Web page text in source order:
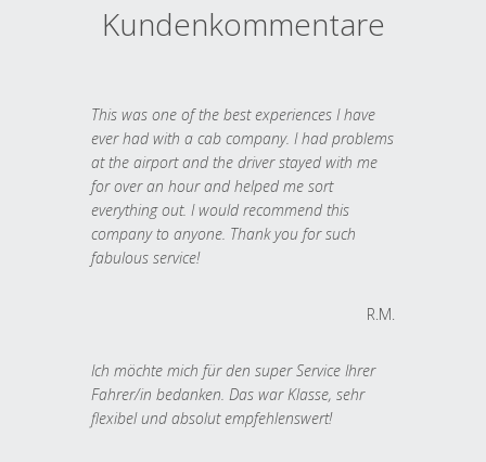
Kundenkommentare
This was one of the best experiences I have
ever had with a cab company. I had problems
at the airport and the driver stayed with me
for over an hour and helped me sort
everything out. I would recommend this
company to anyone. Thank you for such
fabulous service!
R.M.
Ich möchte mich für den super Service Ihrer
Fahrer/in bedanken. Das war Klasse, sehr
flexibel und absolut empfehlenswert!